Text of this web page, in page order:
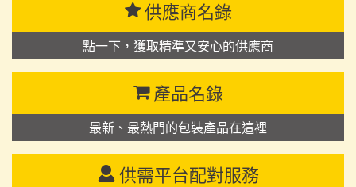
供應商名錄
點一下，獲取精準又安心的供應商
產品名錄
最新、最熱門的包裝產品在這裡
供需平台配對服務